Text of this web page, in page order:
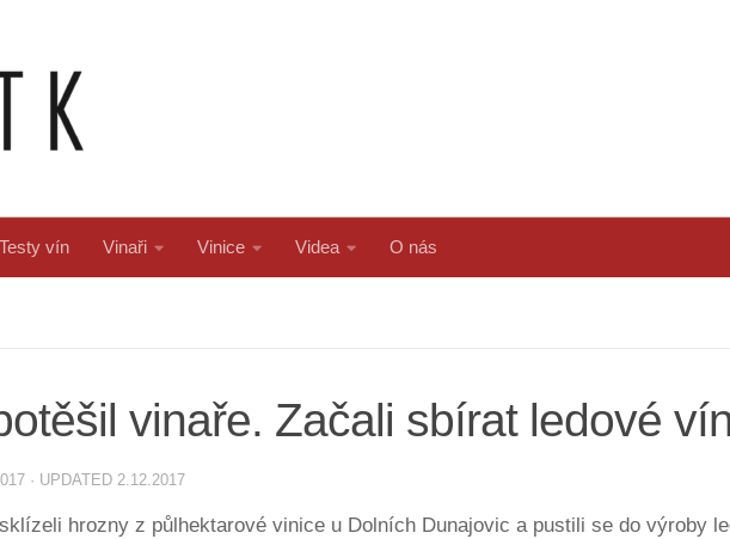
Testy vín Vinaři Vinice Videa O nás
vinaře. Začali sbírat ledové
· UPDATED 2.12.2017
hrozny z půlhektarové vinice u Dolních Dunajovic a pustili se do výroby